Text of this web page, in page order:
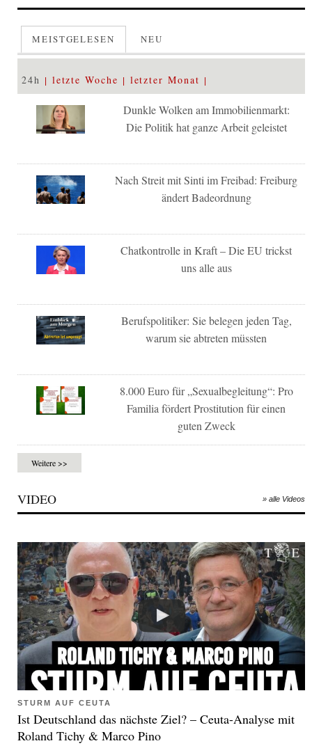
MEISTGELESEN NEU
24h letzte Woche letzter Monat
Dunkle Wolken am Immobilienmarkt:
Die Politik hat ganze Arbeit geleistet
Nach Streit mit Sinti im Freibad: Freiburg
ändert Badeordnung
Chatkontrolle in Kraft – Die EU trickst
uns alle aus
Berufspolitiker: Sie belegen jeden Tag,
warum sie abtreten müssten
8.000 Euro für „Sexualbegleitung“: Pro
Familia fördert Prostitution für einen
guten Zweck
Weitere >>
VIDEO » alle Videos
STURM AUF CEUTA
Ist Deutschland das nächste Ziel? – Ceuta-Analyse mit
Roland Tichy & Marco Pino